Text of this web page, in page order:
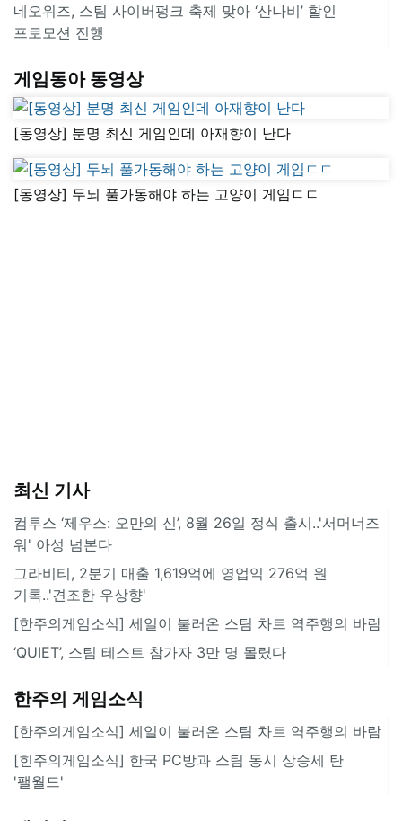
네오위즈, 스팀 사이버펑크 축제 맞아 ‘산나비’ 할인
프로모션 진행
게임동아 동영상
[동영상] 분명 최신 게임인데 아재향이 난다
[동영상] 두뇌 풀가동해야 하는 고양이 게임ㄷㄷ
최신 기사
컴투스 ‘제우스: 오만의 신’, 8월 26일 정식 출시..'서머너즈
워' 아성 넘본다
그라비티, 2분기 매출 1,619억에 영업익 276억 원
기록..'견조한 우상향'
[한주의게임소식] 세일이 불러온 스팀 차트 역주행의 바람
‘QUIET’, 스팀 테스트 참가자 3만 명 몰렸다
한주의 게임소식
[한주의게임소식] 세일이 불러온 스팀 차트 역주행의 바람
[힌주의게임소식] 한국 PC방과 스팀 동시 상승세 탄
'팰월드'